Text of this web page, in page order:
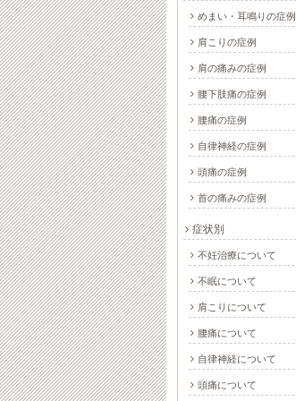
めまい・耳鳴りの症例
肩こりの症例
肩の痛みの症例
腰下肢痛の症例
腰痛の症例
自律神経の症例
頭痛の症例
首の痛みの症例
症状別
不妊治療について
不眠について
肩こりについて
腰痛について
自律神経について
頭痛について